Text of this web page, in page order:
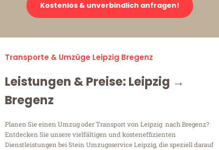
Kostenlos & unverbindlich anfragen!
Transporte & Umzüge Leipzig Bregenz
Leistungen & Preise: Leipzig →
Bregenz
Planen Sie einen Umzug oder Transport von Leipzig nach Bregenz?
Entdecken Sie unsere vielfältigen und kosteneffizienten
Dienstleistungen bei Stein Umzugsservice Leipzig, die speziell darauf